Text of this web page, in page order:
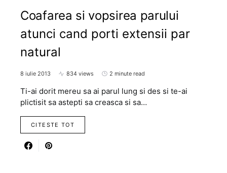
Coafarea si vopsirea parului
atunci cand porti extensii par
natural
8 iulie 2013 834 views 2 minute read
Ti-ai dorit mereu sa ai parul lung si des si te-ai
plictisit sa astepti sa creasca si sa…
CITESTE TOT